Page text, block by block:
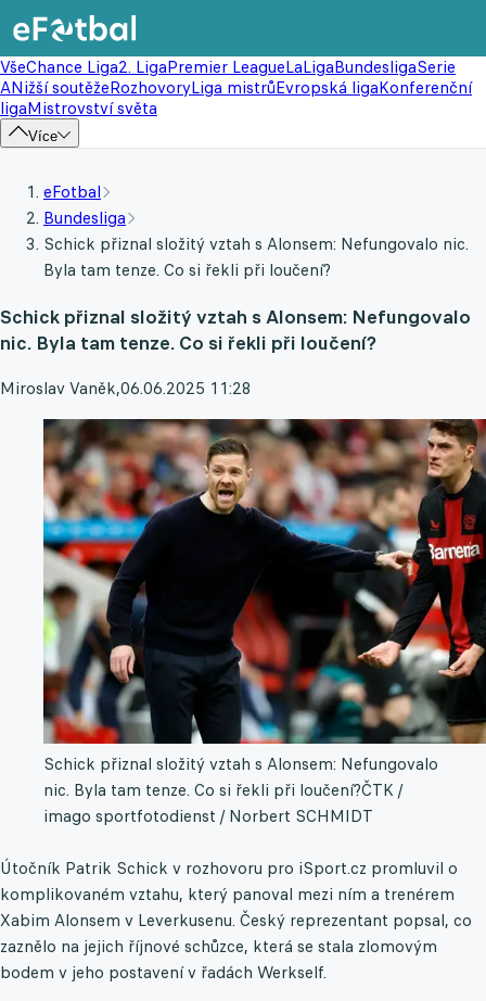
VšeChance Liga2. LigaPremier LeagueLaLigaBundesligaSerie
ANižší soutěžeRozhovoryLiga mistrůEvropská ligaKonferenční
ligaMistrovství světa
Více
eFotbal
Bundesliga
Schick přiznal složitý vztah s Alonsem: Nefungovalo nic.
Byla tam tenze. Co si řekli při loučení?
Schick přiznal složitý vztah s Alonsem: Nefungovalo
nic. Byla tam tenze. Co si řekli při loučení?
Miroslav Vaněk,06.06.2025 11:28
Schick přiznal složitý vztah s Alonsem: Nefungovalo
nic. Byla tam tenze. Co si řekli při loučení?ČTK /
imago sportfotodienst / Norbert SCHMIDT
Útočník Patrik Schick v rozhovoru pro iSport.cz promluvil o
komplikovaném vztahu, který panoval mezi ním a trenérem
Xabim Alonsem v Leverkusenu. Český reprezentant popsal, co
zaznělo na jejich říjnové schůzce, která se stala zlomovým
bodem v jeho postavení v řadách Werkself.